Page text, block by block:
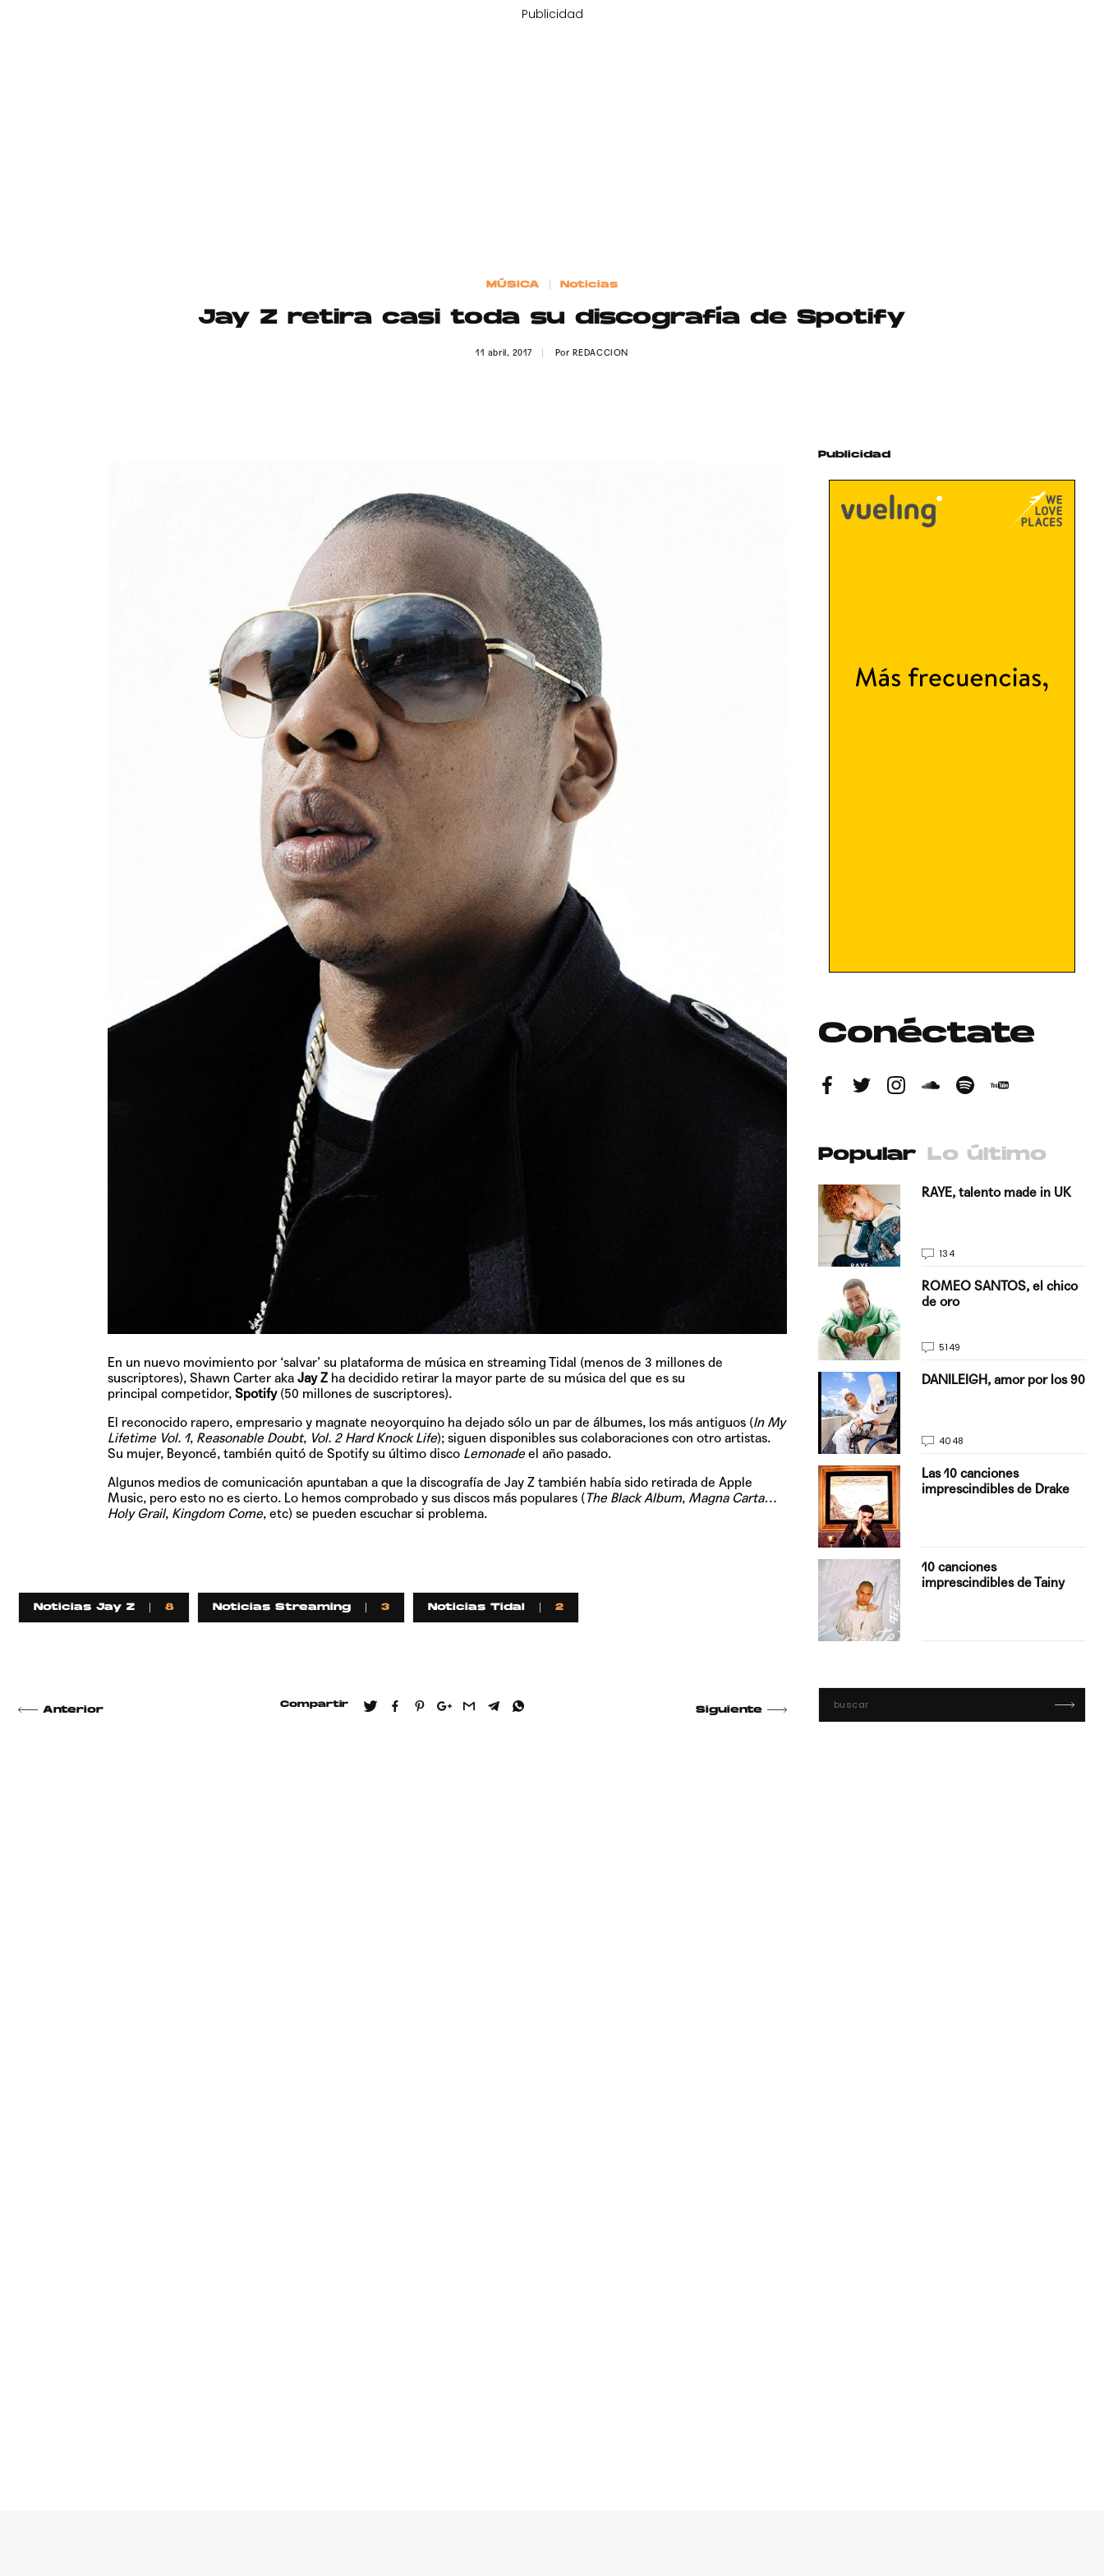
Publicidad
MÚSICA Noticias
Jay Z retira casi toda su discografía de Spotify
11 abril, 2017 Por REDACCION
En un nuevo movimiento por ‘salvar’ su plataforma de música en streaming Tidal (menos de 3 millones de
suscriptores), Shawn Carter aka Jay Zha decidido retirar la mayor parte de su música del que es su
principal competidor, Spotify(50 millones de suscriptores).
El reconocido rapero, empresario y magnate neoyorquino ha dejado sólo un par de álbumes, los más antiguos (In My
Lifetime Vol. 1, Reasonable Doubt, Vol. 2 Hard Knock Life); siguen disponibles sus colaboraciones con otro artistas.
Su mujer, Beyoncé, también quitó de Spotify su último discoLemonade el año pasado.
Algunos medios de comunicación apuntaban a que la discografía de Jay Z también había sido retirada de Apple
Music, pero esto no es cierto. Lo hemos comprobado y sus discos más populares (The Black Album,Magna Carta…
Holy Grail, Kingdom Come, etc) se pueden escuchar si problema.
Noticias Jay Z 8 Noticias Streaming 3 Noticias Tidal 2
Anterior Siguiente
Compartir
Publicidad
Conéctate
Popular Lo último
Hablamos con Justin
Pop
RAYE, talento made in UK
134
ROMEO SANTOS, el chico
de oro
5149
DANILEIGH, amor por los 90
4048
Las 10 canciones
imprescindibles de Drake
10 canciones
imprescindibles de Tainy